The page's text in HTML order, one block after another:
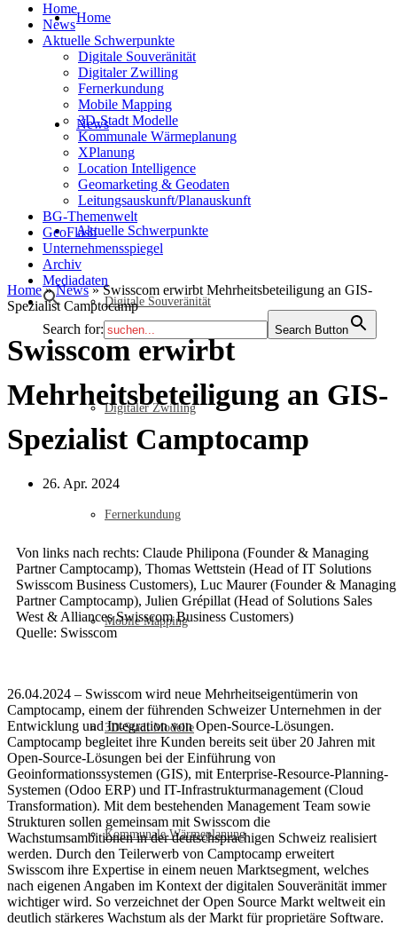
Home
News
Aktuelle Schwerpunkte
Digitale Souveränität
Digitaler Zwilling
Fernerkundung
Mobile Mapping
3D-Stadt Modelle
Kommunale Wärmeplanung
Home
News
Aktuelle Schwerpunkte
Digitale Souveränität
Digitaler Zwilling
Fernerkundung
Mobile Mapping
3D-Stadt Modelle
Kommunale Wärmeplanung
XPlanung
Location Intelligence
Geomarketing & Geodaten
Leitungsauskunft/Planauskunft
BG-Themenwelt
GeoFlash
Unternehmensspiegel
Archiv
Mediadaten
Search for: Search Button
Home»News»Swisscom erwirbt Mehrheitsbeteiligung an GIS-
Spezialist Camptocamp
Swisscom erwirbt
Mehrheitsbeteiligung an GIS-
Spezialist Camptocamp
26. Apr. 2024
Von links nach rechts: Claude Philipona (Founder & Managing
Partner Camptocamp), Thomas Wettstein (Head of IT Solutions
Swisscom Business Customers), Luc Maurer (Founder & Managing
Partner Camptocamp), Julien Grépillat (Head of Solutions Sales
West & Alliances Swisscom Business Customers)
Quelle: Swisscom
26.04.2024 – Swisscom wird neue Mehrheitseigentümerin von
Camptocamp, einem der führenden Schweizer Unternehmen in der
Entwicklung und Integration von Open-Source-Lösungen.
Camptocamp begleitet ihre Kunden bereits seit über 20 Jahren mit
Open-Source-Lösungen bei der Einführung von
Geoinformationssystemen (GIS), mit Enterprise-Resource-Planning-
Systemen (Odoo ERP) und IT-Infrastrukturmanagement (Cloud
Transformation). Mit dem bestehenden Management Team sowie
Strukturen sollen gemeinsam mit Swisscom die
Wachstumsambitionen in der deutschsprachigen Schweiz realisiert
werden. Durch den Teilerwerb von Camptocamp erweitert
Swisscom ihre Expertise in einem neuen Marktsegment, welches
nach eigenen Angaben im Kontext der digitalen Souveränität immer
wichtiger wird. So verzeichnet der Open Source Markt weltweit ein
deutlich stärkeres Wachstum als der Markt für proprietäre Software.